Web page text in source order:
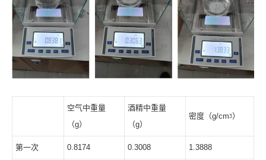
空气中重量
（g）
酒精中重量
（g）
密度（g/cmᶾ）
第一次 0.8174 0.3008 1.3888